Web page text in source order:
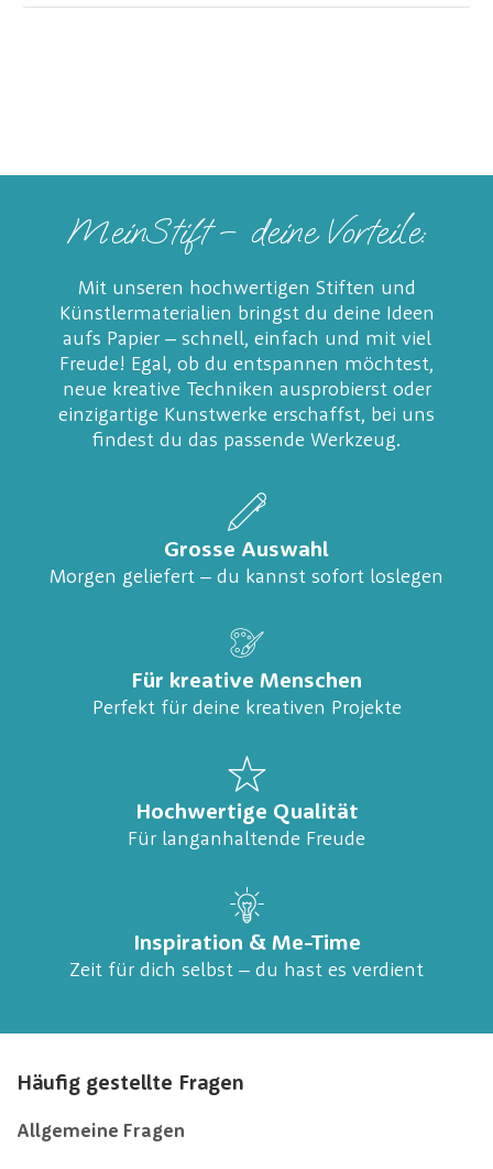
MeinStift – deine Vorteile:
Mit unseren hochwertigen Stiften und
Künstlermaterialien bringst du deine Ideen
aufs Papier – schnell, einfach und mit viel
Freude! Egal, ob du entspannen möchtest,
neue kreative Techniken ausprobierst oder
einzigartige Kunstwerke erschaffst, bei uns
findest du das passende Werkzeug.
Grosse Auswahl
Morgen geliefert – du kannst sofort loslegen
Für kreative Menschen
Perfekt für deine kreativen Projekte
Hochwertige Qualität
Für langanhaltende Freude
Inspiration & Me-Time
Zeit für dich selbst – du hast es verdient
Häufig gestellte Fragen
Allgemeine Fragen